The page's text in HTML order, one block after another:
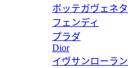
ボッテガヴェネタ
フェンディ
プラダ
Dior
イヴサンローラン